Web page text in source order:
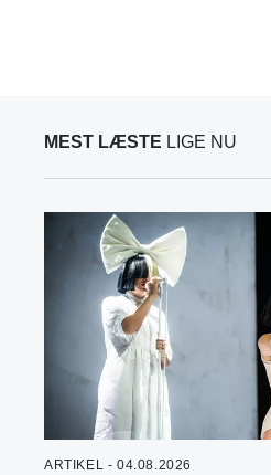
MEST LÆSTE LIGE NU
ARTIKEL - 04.08.2026